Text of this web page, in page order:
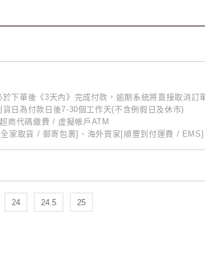
下單後《3天內》完成付款，逾期系統將直接取消訂
日為付款日後7-30個工作天(不含例假日及休市)
商代碼繳費 / 虛擬帳戶ATM
家取貨 / 郵寄包裹]、海外買家[順豐到付運費 / EMS]
24 24.5 25